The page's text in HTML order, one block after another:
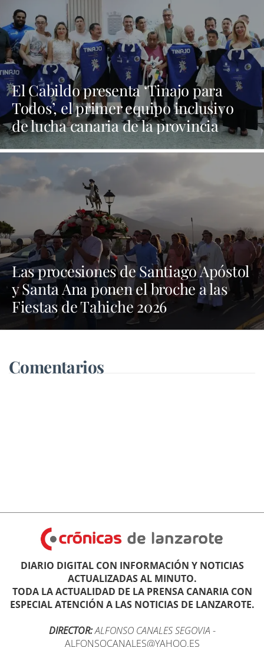
El Cabildo presenta ‘Tinajo para
Todos’, el primer equipo inclusivo
de lucha canaria de la provincia
Las procesiones de Santiago Apóstol
y Santa Ana ponen el broche a las
Fiestas de Tahiche 2026
Comentarios
DIARIO DIGITAL CON INFORMACIÓN Y NOTICIAS
ACTUALIZADAS AL MINUTO.
TODA LA ACTUALIDAD DE LA PRENSA CANARIA CON
ESPECIAL ATENCIÓN A LAS NOTICIAS DE LANZAROTE.
DIRECTOR:ALFONSO CANALES SEGOVIA -
ALFONSOCANALES@YAHOO.ES